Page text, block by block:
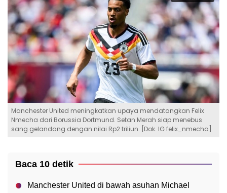
Manchester United meningkatkan upaya mendatangkan Felix
Nmecha dari Borussia Dortmund. Setan Merah siap menebus
sang gelandang dengan nilai Rp2 triliun. [Dok. IG felix_nmecha]
Baca 10 detik
Manchester United di bawah asuhan Michael